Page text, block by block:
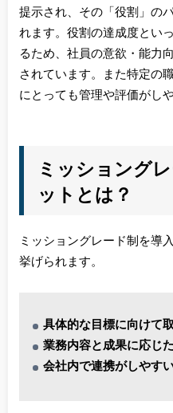
提示され、その「役割」の
れます。役割の達成度とい
るため、社員の意欲・能力
されています。また特定の
にとっても管理や評価がし
ミッショング
ットとは？
ミッショングレード制を導
挙げられます。
具体的な目標に向けて
業務内容と成果に応じ
会社内で連携がしやす